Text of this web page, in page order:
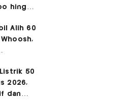
hingga
Alih 60
50
2026,
dan